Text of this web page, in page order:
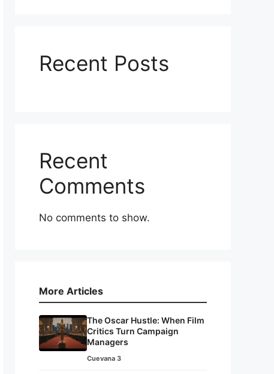
Recent Posts
Recent
Comments
No comments to show.
More Articles
The Oscar Hustle: When Film
Critics Turn Campaign
Managers
Cuevana 3